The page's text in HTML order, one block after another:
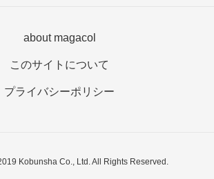
about magacol
このサイトについて
プライバシーポリシー
Kobunsha Co., Ltd. All Rights Reserved.